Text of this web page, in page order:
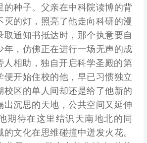
的种子。父亲在中科院读博的背
灭的灯，照亮了他走向科研的漫
取通知书抵达时，那个执意要自
年，仿佛正在进行一场无声的成
相助，独自开启科学圣殿的第
便开始住校的他，早已习惯独立
校区的单人间却还是给了他新的
出沉思的天地，公共空间又延伸
期待在这里结识天南地北的同
文化在思维碰撞中迸发火花。